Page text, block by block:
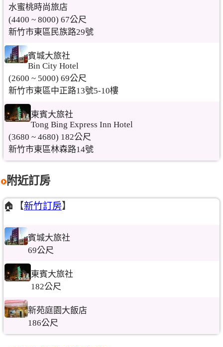
水蜜桃時尚旅店
(4400 ~ 8000) 67公尺
新竹市東區民族路29號
賓城大旅社
Bin City Hotel
(2600 ~ 5000) 69公尺
新竹市東區中正路13號5-10樓
東賓大旅社
Tong Bing Express Inn Hotel
(3680 ~ 4680) 182公尺
新竹市東區林森路14號
附近訂房
🏠【新竹訂房】
賓城大旅社
69公尺
東賓大旅社
182公尺
新苑庭園大飯店
186公尺